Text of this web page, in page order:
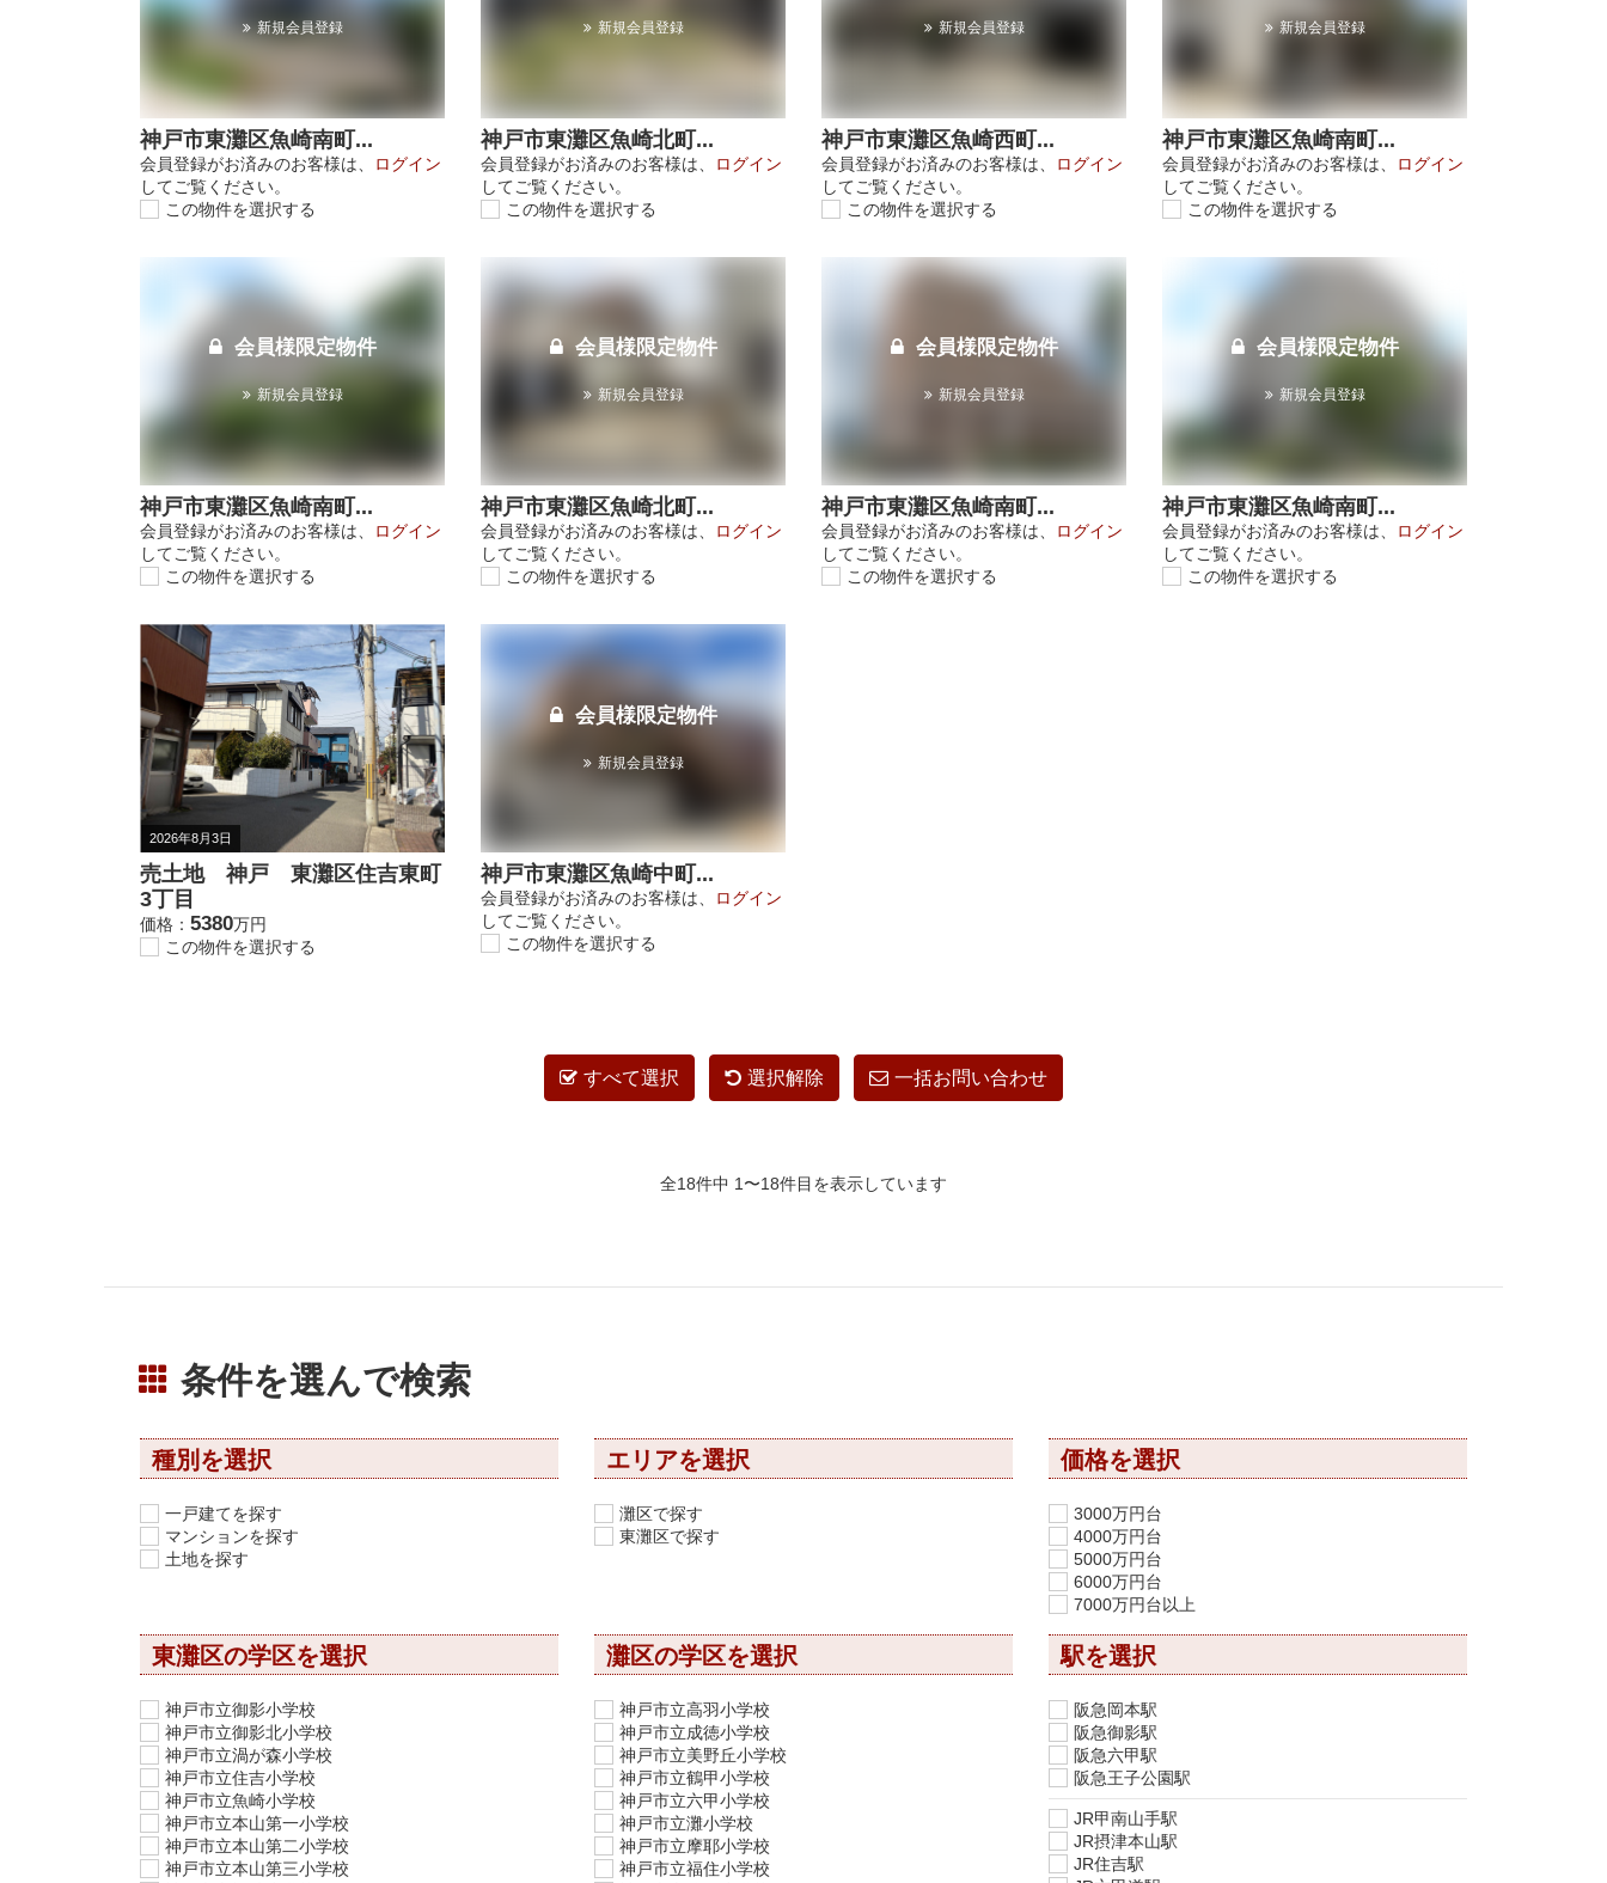
新規会員登録
神戸市東灘区魚崎南町...
会員登録がお済みのお客様は、
ログイン
してご覧ください。
この物件を選択する
新規会員登録
神戸市東灘区魚崎北町...
会員登録がお済みのお客様は、
ログイン
してご覧ください。
この物件を選択する
新規会員登録
神戸市東灘区魚崎西町...
会員登録がお済みのお客様は、
ログイン
してご覧ください。
この物件を選択する
新規会員登録
神戸市東灘区魚崎南町...
会員登録がお済みのお客様は、
ログイン
してご覧ください。
この物件を選択する
会員様限定物件
新規会員登録
神戸市東灘区魚崎南町...
会員登録がお済みのお客様は、
ログイン
してご覧ください。
この物件を選択する
会員様限定物件
新規会員登録
神戸市東灘区魚崎北町...
会員登録がお済みのお客様は、
ログイン
してご覧ください。
この物件を選択する
会員様限定物件
新規会員登録
神戸市東灘区魚崎南町...
会員登録がお済みのお客様は、
ログイン
してご覧ください。
この物件を選択する
会員様限定物件
新規会員登録
神戸市東灘区魚崎南町...
会員登録がお済みのお客様は、
ログイン
してご覧ください。
この物件を選択する
2026年8月3日
売土地 神戸 東灘区住吉東町
3丁目
価格： 5380万円
この物件を選択する
会員様限定物件
新規会員登録
神戸市東灘区魚崎中町...
会員登録がお済みのお客様は、
ログイン
してご覧ください。
この物件を選択する
すべて選択 選択解除 一括お問い合わせ
全18件中 1〜18件目を表示しています
条件を選んで検索
種別を選択
一戸建てを探す
マンションを探す
土地を探す
エリアを選択
灘区で探す
東灘区で探す
価格を選択
3000万円台
4000万円台
5000万円台
6000万円台
7000万円台以上
東灘区の学区を選択
神戸市立御影小学校
神戸市立御影北小学校
神戸市立渦が森小学校
神戸市立住吉小学校
神戸市立魚崎小学校
神戸市立本山第一小学校
神戸市立本山第二小学校
神戸市立本山第三小学校
灘区の学区を選択
神戸市立高羽小学校
神戸市立成徳小学校
神戸市立美野丘小学校
神戸市立鶴甲小学校
神戸市立六甲小学校
神戸市立灘小学校
神戸市立摩耶小学校
神戸市立福住小学校
駅を選択
阪急岡本駅
阪急御影駅
阪急六甲駅
阪急王子公園駅
JR甲南山手駅
JR摂津本山駅
JR住吉駅